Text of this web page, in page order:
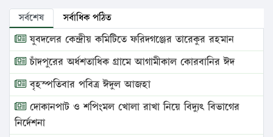
সর্বশেষ সর্বাধিক পঠিত
যুবদলের কেন্দ্রীয় কমিটিতে ফরিদগঞ্জের তারেকুর রহমান
চাঁদপুরের অর্ধশতাধিক গ্রামে আগামীকাল কোরবানির ঈদ
বৃহস্পতিবার পবিত্র ঈদুল আজহা
দোকানপাট ও শপিংমল খোলা রাখা নিয়ে বিদ্যুৎ বিভাগের
নির্দেশনা